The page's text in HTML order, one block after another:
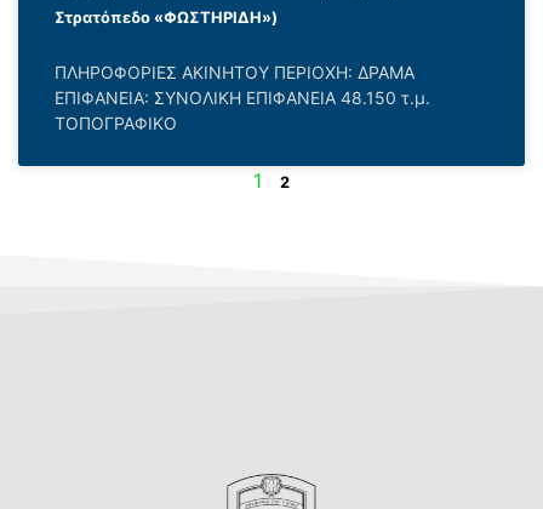
Στρατόπεδο «ΦΩΣΤΗΡΙΔΗ»)
ΠΛΗΡΟΦΟΡΙΕΣ ΑΚΙΝΗΤΟΥ ΠΕΡΙΟΧΗ: ΔΡΑΜΑ
ΕΠΙΦΑΝΕΙΑ: ΣΥΝΟΛΙΚΗ ΕΠΙΦΑΝΕΙΑ 48.150 τ.μ.
ΤΟΠΟΓΡΑΦΙΚΟ
1 2